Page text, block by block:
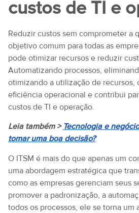
custos de TI e
Reduzir custos sem comprometer a
objetivo comum para todas as
pode otimizar recursos e reduzir
Automatizando processos,
otimizando a utilização de recursos,
eficiência operacional e contribui
custos de TI e operação.
Leia também > Tecnologia e
tomar uma boa decisão?
O ITSM é mais do que apenas um
uma abordagem estratégica que
como as empresas gerenciam seus
promover a padronização, a
todos os processos, ele se torna um